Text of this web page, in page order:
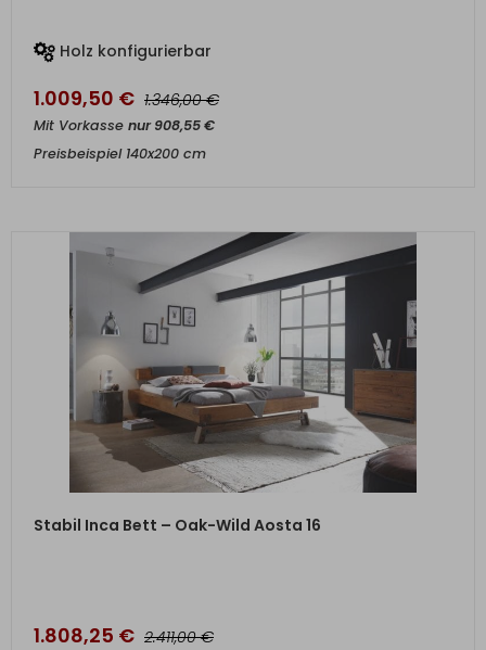
Holz konfigurierbar
1.009,50 € 1.346,00€
Mit Vorkasse nur908,55€
Preisbeispiel 140x200 cm
ZUM PRODUKT
Stabil Inca Bett – Oak-Wild Aosta 16
1.808,25 € 2.411,00€